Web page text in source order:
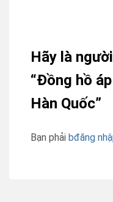
Hãy là
“Đồng hồ
Hàn Quốc”
Bạn phải bđăng